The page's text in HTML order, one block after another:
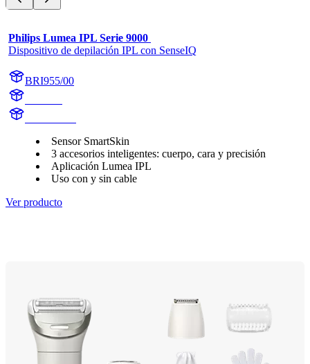
Philips Lumea IPL Serie 9000
Dispositivo de depilación IPL con SenseIQ
BRI955/00
Sensor SmartSkin
3 accesorios inteligentes: cuerpo, cara y precisión
Aplicación Lumea IPL
Uso con y sin cable
Ver producto